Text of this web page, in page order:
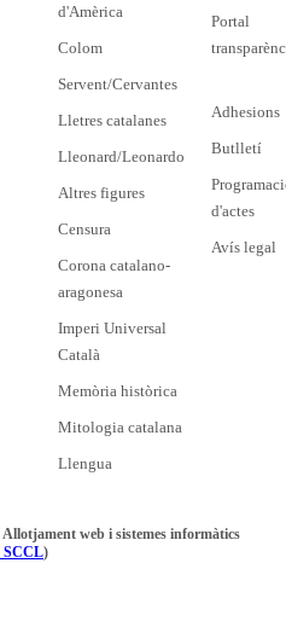
d'Amèrica
Colom
Servent/Cervantes
Lletres catalanes
Lleonard/Leonardo
Altres figures
Censura
Corona catalano-
aragonesa
Imperi Universal
Català
Memòria històrica
Mitologia catalana
Llengua
Portal
Adhesions
Butlletí
d'actes
Avís legal
web i sistemes informàtics
SCCL)